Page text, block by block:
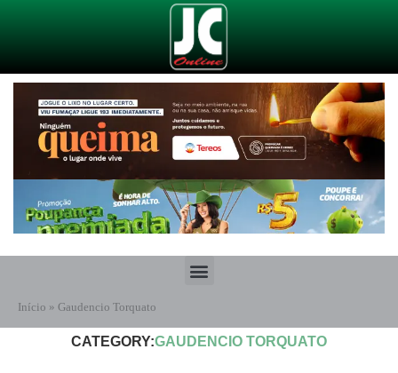
Início » Gaudencio Torquato
CATEGORY:GAUDENCIO TORQUATO